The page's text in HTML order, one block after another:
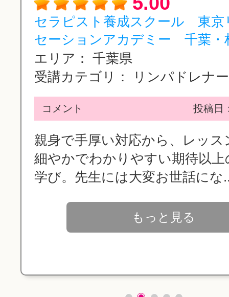
セラピスト養成スクール 東京
セーションアカデミー 千葉・
エリア： 千葉県
受講カテゴリ：
リンパドレナ
コメント 投稿日
親身で手厚い対応から、レッ
細やかでわかりやすい期待以上
学び。先生には大変お世話にな
もっと見る